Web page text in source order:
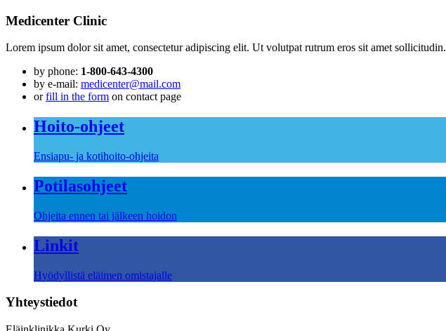
Medicenter Clinic
Lorem ipsum dolor sit amet, consectetur adipiscing elit. Ut volutpat rutrum eros sit amet sollicitudin.
by phone: 1-800-643-4300
by e-mail: medicenter@mail.com
orfill in the form on contact page
Hoito-ohjeet
Ensiapu- ja kotihoito-ohjeita
Potilasohjeet
Ohjeita ennen tai jälkeen hoidon
Linkit
Hyödyllistä eläimen omistajalle
Yhteystiedot